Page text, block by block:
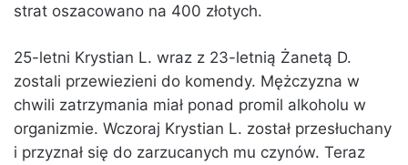
strat oszacowano na 400 złotych.
25-letni Krystian L. wraz z 23-letnią Żanetą D.
zostali przewiezieni do komendy. Mężczyzna w
chwili zatrzymania miał ponad promil alkoholu w
organizmie. Wczoraj Krystian L. został przesłuchany
i przyznał się do zarzucanych mu czynów. Teraz